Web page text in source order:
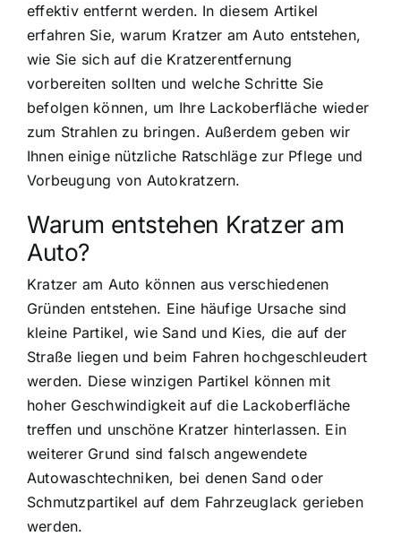
effektiv entfernt werden. In diesem Artikel
erfahren Sie, warum Kratzer am Auto entstehen,
wie Sie sich auf die Kratzerentfernung
vorbereiten sollten und welche Schritte Sie
befolgen können, um Ihre Lackoberfläche wieder
zum Strahlen zu bringen. Außerdem geben wir
Ihnen einige nützliche Ratschläge zur Pflege und
Vorbeugung von Autokratzern.
Warum entstehen Kratzer am
Auto?
Kratzer am Auto können aus verschiedenen
Gründen entstehen. Eine häufige Ursache sind
kleine Partikel, wie Sand und Kies, die auf der
Straße liegen und beim Fahren hochgeschleudert
werden. Diese winzigen Partikel können mit
hoher Geschwindigkeit auf die Lackoberfläche
treffen und unschöne Kratzer hinterlassen. Ein
weiterer Grund sind falsch angewendete
Autowaschtechniken, bei denen Sand oder
Schmutzpartikel auf dem Fahrzeuglack gerieben
werden.